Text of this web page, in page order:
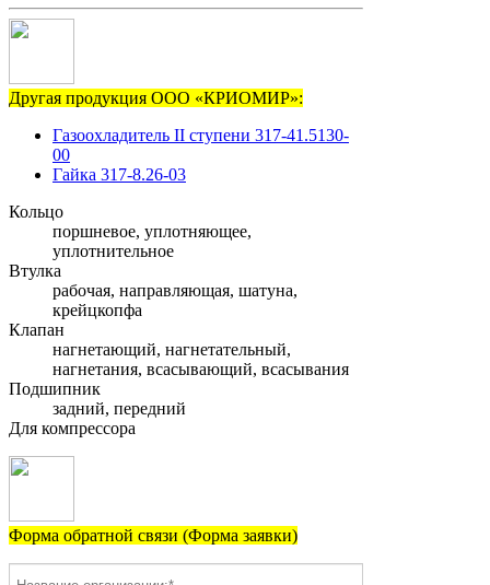
Другая продукция ООО «КРИОМИР»:
Газоохладитель II ступени 317-41.5130-
00
Гайка 317-8.26-03
Кольцо
поршневое, уплотняющее,
уплотнительное
Втулка
рабочая, направляющая, шатуна,
крейцкопфа
Клапан
нагнетающий, нагнетательный,
нагнетания, всасывающий, всасывания
Подшипник
задний, передний
Для компрессора
Форма обратной связи (Форма заявки)